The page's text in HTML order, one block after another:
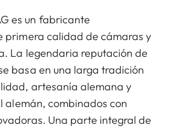
es un fabricante
primera calidad de cámaras y
La legendaria reputación de
basa en una larga tradición
artesanía alemana y
alemán, combinados con
Una parte integral de